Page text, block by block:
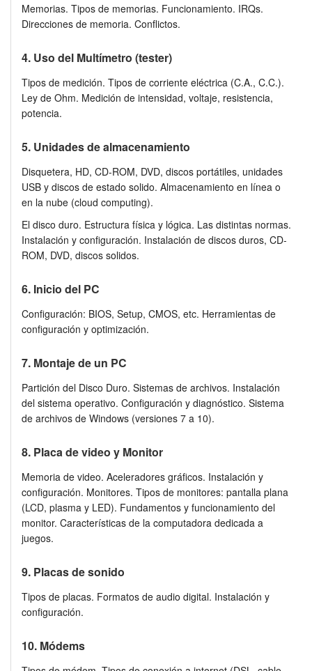
Memorias. Tipos de memorias. Funcionamiento. IRQs.
Direcciones de memoria. Conflictos.
4. Uso del Multímetro (tester)
Tipos de medición. Tipos de corriente eléctrica (C.A., C.C.).
Ley de Ohm. Medición de intensidad, voltaje, resistencia,
potencia.
5. Unidades de almacenamiento
Disquetera, HD, CD-ROM, DVD, discos portátiles, unidades
USB y discos de estado solido. Almacenamiento en línea o
en la nube (cloud computing).
El disco duro. Estructura física y lógica. Las distintas normas.
Instalación y configuración. Instalación de discos duros, CD-
ROM, DVD, discos solidos.
6. Inicio del PC
Configuración: BIOS, Setup, CMOS, etc. Herramientas de
configuración y optimización.
7. Montaje de un PC
Partición del Disco Duro. Sistemas de archivos. Instalación
del sistema operativo. Configuración y diagnóstico. Sistema
de archivos de Windows (versiones 7 a 10).
8. Placa de video y Monitor
Memoria de video. Aceleradores gráficos. Instalación y
configuración. Monitores. Tipos de monitores: pantalla plana
(LCD, plasma y LED). Fundamentos y funcionamiento del
monitor. Características de la computadora dedicada a
juegos.
9. Placas de sonido
Tipos de placas. Formatos de audio digital. Instalación y
configuración.
10. Módems